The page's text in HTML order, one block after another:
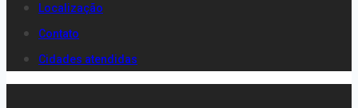
Localização
Contato
Cidades atendidas